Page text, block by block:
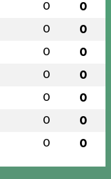
0 0
0 0
0 0
0 0
0 0
0 0
0 0